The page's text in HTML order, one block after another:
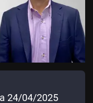
24/04/2025